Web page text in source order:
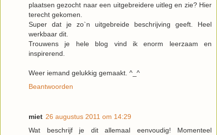
plaatsen gezocht naar een uitgebreidere uitleg en zie? Hier
terecht gekomen.
Super dat je zo`n uitgebreide beschrijving geeft. Heel
werkbaar dit.
Trouwens je hele blog vind ik enorm leerzaam en
inspirerend.
Weer iemand gelukkig gemaakt. ^_^
Beantwoorden
miet 26 augustus 2011 om 14:29
Wat beschrijf je dit allemaal eenvoudig! Momenteel